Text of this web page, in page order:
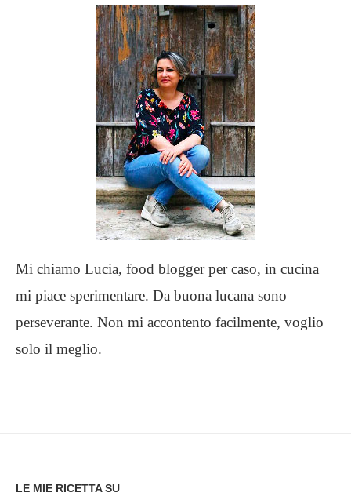
Mi chiamo Lucia, food blogger per caso, in cucina
mi piace sperimentare. Da buona lucana sono
perseverante. Non mi accontento facilmente, voglio
solo il meglio.
LE MIE RICETTA SU